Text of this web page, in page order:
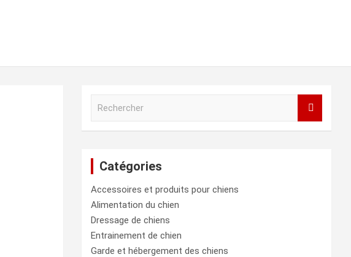
c
h
e
r
Catégories
Accessoires et produits pour chiens
Alimentation du chien
Dressage de chiens
Entrainement de chien
Garde et hébergement des chiens